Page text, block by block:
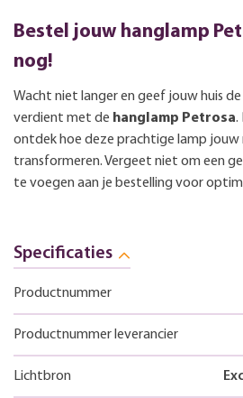
Bestel jouw hanglamp
nog!
Wacht niet langer en geef jouw huis
verdient met de hanglamp Petrosa.
ontdek hoe deze prachtige lamp jouw
transformeren. Vergeet niet om een
te voegen aan je bestelling voor
Specificaties
Productnummer
Productnummer leverancier
Lichtbron